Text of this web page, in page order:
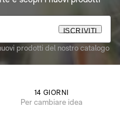
ISCRIVITI
prodotti del nostro catalogo
14 GIORNI
Per cambiare idea